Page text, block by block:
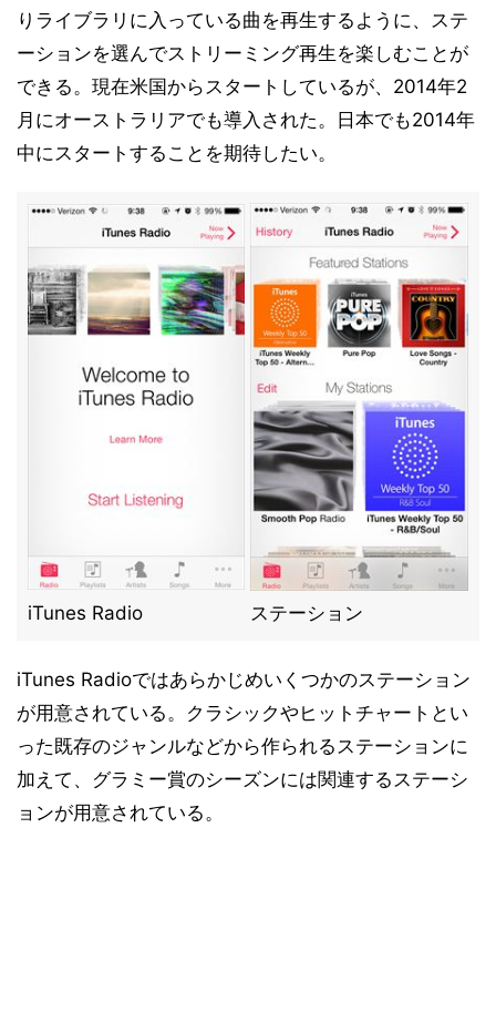
りライブラリに入っている曲を再生するように、ステ
ーションを選んでストリーミング再生を楽しむことが
できる。現在米国からスタートしているが、2014年2
月にオーストラリアでも導入された。日本でも2014年
中にスタートすることを期待したい。
iTunes Radio ステーション
iTunes Radioではあらかじめいくつかのステーション
が用意されている。クラシックやヒットチャートとい
った既存のジャンルなどから作られるステーションに
加えて、グラミー賞のシーズンには関連するステーシ
ョンが用意されている。